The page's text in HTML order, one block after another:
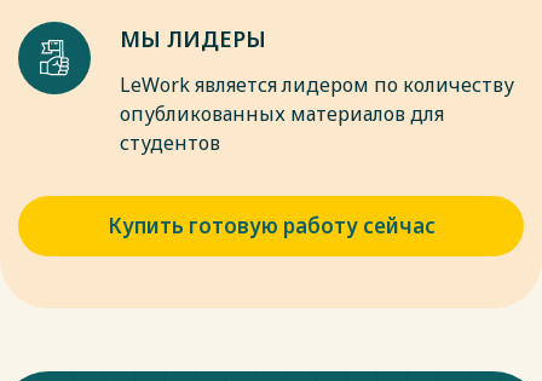
МЫ ЛИДЕРЫ
LeWork является лидером по количеству
опубликованных материалов для
студентов
Купить готовую работу сейчас